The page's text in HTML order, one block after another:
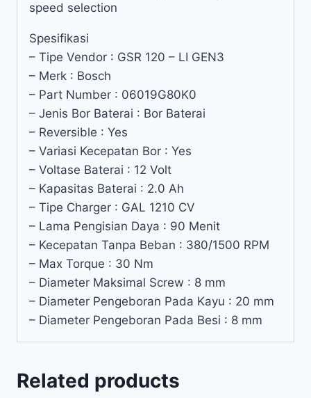
speed selection
Spesifikasi
– Tipe Vendor : GSR 120 – LI GEN3
– Merk : Bosch
– Part Number : 06019G80K0
– Jenis Bor Baterai : Bor Baterai
– Reversible : Yes
– Variasi Kecepatan Bor : Yes
– Voltase Baterai : 12 Volt
– Kapasitas Baterai : 2.0 Ah
– Tipe Charger : GAL 1210 CV
– Lama Pengisian Daya : 90 Menit
– Kecepatan Tanpa Beban : 380/1500 RPM
– Max Torque : 30 Nm
– Diameter Maksimal Screw : 8 mm
– Diameter Pengeboran Pada Kayu : 20 mm
– Diameter Pengeboran Pada Besi : 8 mm
Related products